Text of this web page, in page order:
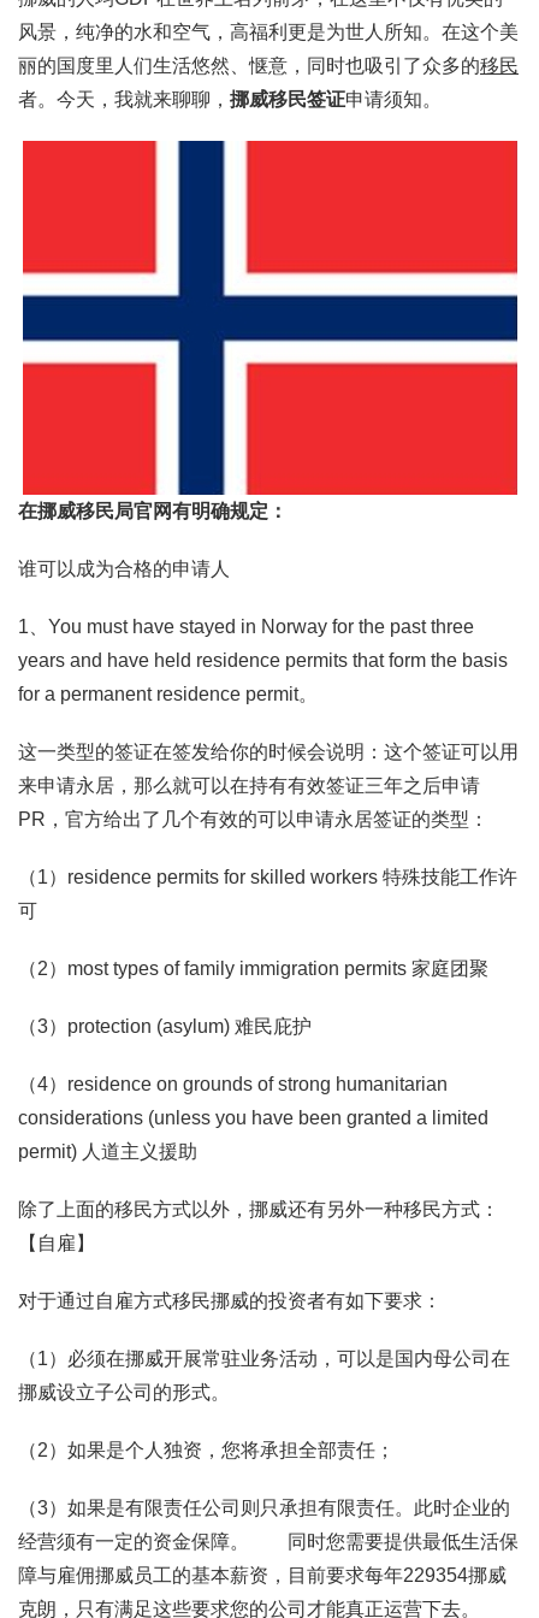
风景，纯净的水和空气，高福利更是为世人所知。在这个美
丽的国度里人们生活悠然、惬意，同时也吸引了众多的移民
者。今天，我就来聊聊， 挪威移民签证申请须知。
在挪威移民局官网有明确规定：
谁可以成为合格的申请人
1、You must have stayed in Norway for the past three
years and have held residence permits that form the basis
for a permanent residence permit。
这一类型的签证在签发给你的时候会说明：这个签证可以用
来申请永居，那么就可以在持有有效签证三年之后申请
PR，官方给出了几个有效的可以申请永居签证的类型：
（1）residence permits for skilled workers 特殊技能工作许
可
（2）most types of family immigration permits 家庭团聚
（3）protection (asylum) 难民庇护
（4）residence on grounds of strong humanitarian
considerations (unless you have been granted a limited
permit) 人道主义援助
除了上面的移民方式以外，挪威还有另外一种移民方式：
【自雇】
对于通过自雇方式移民挪威的投资者有如下要求：
（1）必须在挪威开展常驻业务活动，可以是国内母公司在
挪威设立子公司的形式。
（2）如果是个人独资，您将承担全部责任；
（3）如果是有限责任公司则只承担有限责任。此时企业的
经营须有一定的资金保障。 同时您需要提供最低生活保
障与雇佣挪威员工的基本薪资，目前要求每年229354挪威
克朗，只有满足这些要求您的公司才能真正运营下去。